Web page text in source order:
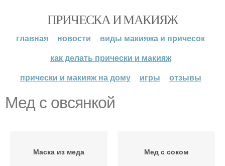
ПРИЧЕСКА И МАКИЯЖ
главная новости
виды макияжа и причесок
как делать прически и макияж
прически и макияж на дому
игры отзывы
Мед с овсянкой
Маска из меда Мед с соком